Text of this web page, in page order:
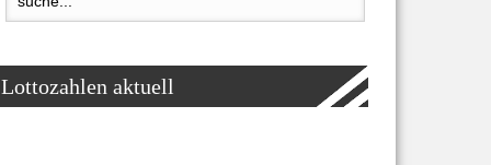
Lottozahlen aktuell